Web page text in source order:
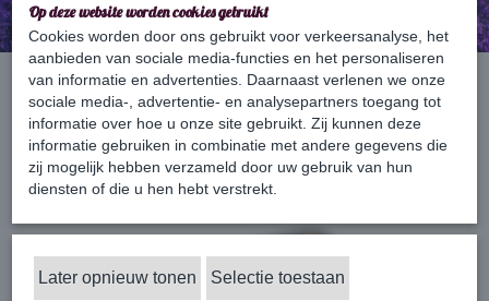
Home › Accessoires › Zeepbakje › Zeepbakje open design
Op deze website worden cookies gebruikt
Cookies worden door ons gebruikt voor verkeersanalyse, het
aanbieden van sociale media-functies en het personaliseren
van informatie en advertenties. Daarnaast verlenen we onze
sociale media-, advertentie- en analysepartners toegang tot
informatie over hoe u onze site gebruikt. Zij kunnen deze
informatie gebruiken in combinatie met andere gegevens die
zij mogelijk hebben verzameld door uw gebruik van hun
diensten of die u hen hebt verstrekt.
Later opnieuw tonen Selectie toestaan